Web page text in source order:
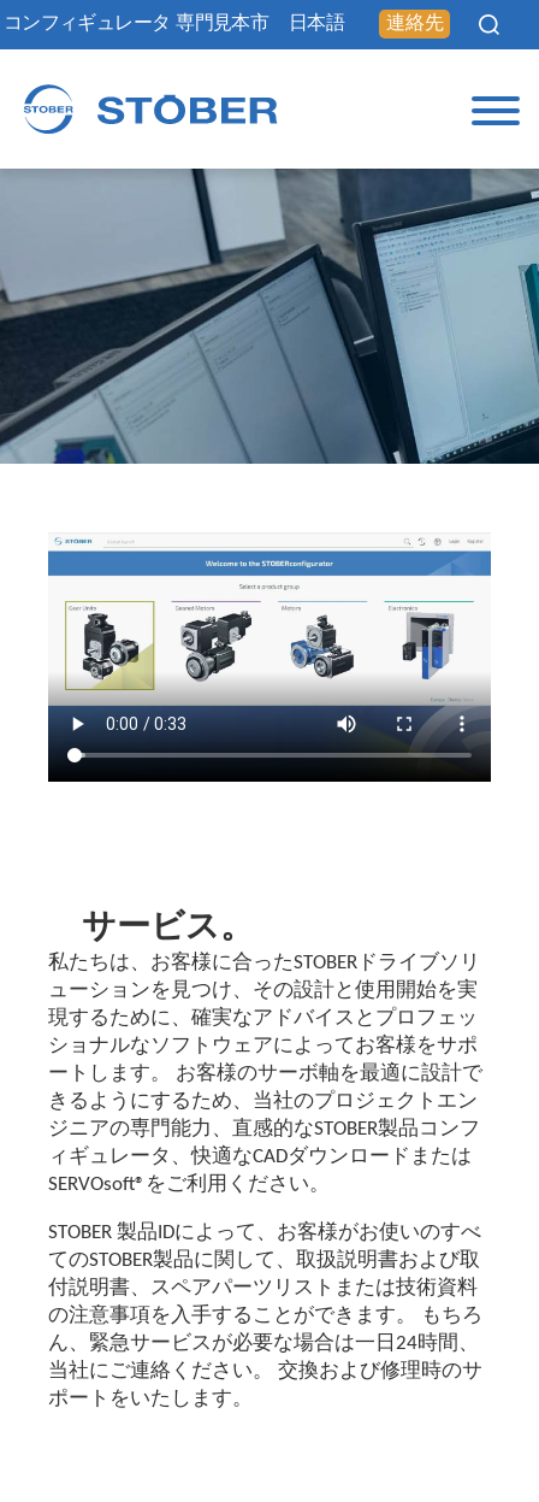
コンフィギュレータ 専門見本市 日本語 連絡先
サービス。
私たちは、お客様に合ったSTOBERドライブソリ
ューションを見つけ、その設計と使用開始を実
現するために、確実なアドバイスとプロフェッ
ショナルなソフトウェアによってお客様をサポ
ートします。 お客様のサーボ軸を最適に設計で
きるようにするため、当社のプロジェクトエン
ジニアの専門能力、直感的なSTOBER製品コンフ
ィギュレータ、快適なCADダウンロードまたは
SERVOsoft®をご利用ください。
STOBER 製品IDによって、お客様がお使いのすべ
てのSTOBER製品に関して、取扱説明書および取
付説明書、スペアパーツリストまたは技術資料
の注意事項を入手することができます。 もちろ
ん、緊急サービスが必要な場合は一日24時間、
当社にご連絡ください。 交換および修理時のサ
ポートをいたします。